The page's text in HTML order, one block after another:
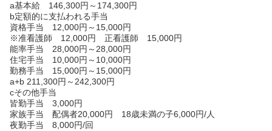
a基本給 146,300円～174,300円
b定額的に支払われる手当
資格手当 12,000円～15,000円
※准看護師 12,000円 正看護師 15,000円
能率手当 28,000円～28,000円
住宅手当 10,000円～10,000円
勤務手当 15,000円～15,000円
a+b 211,300円～242,300円
cその他手当
皆勤手当 3,000円
家族手当 配偶者20,000円 18歳未満の子6,000円/人
夜勤手当 8,000円/回